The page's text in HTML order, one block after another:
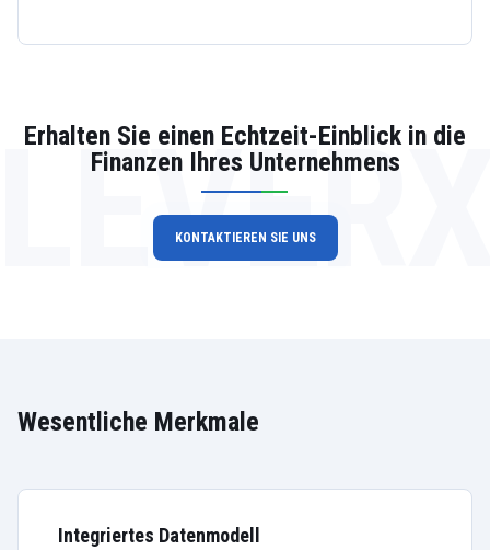
Erhalten Sie einen Echtzeit-Einblick in die
Finanzen Ihres Unternehmens
KONTAKTIEREN SIE UNS
Wesentliche Merkmale
Integriertes Datenmodell